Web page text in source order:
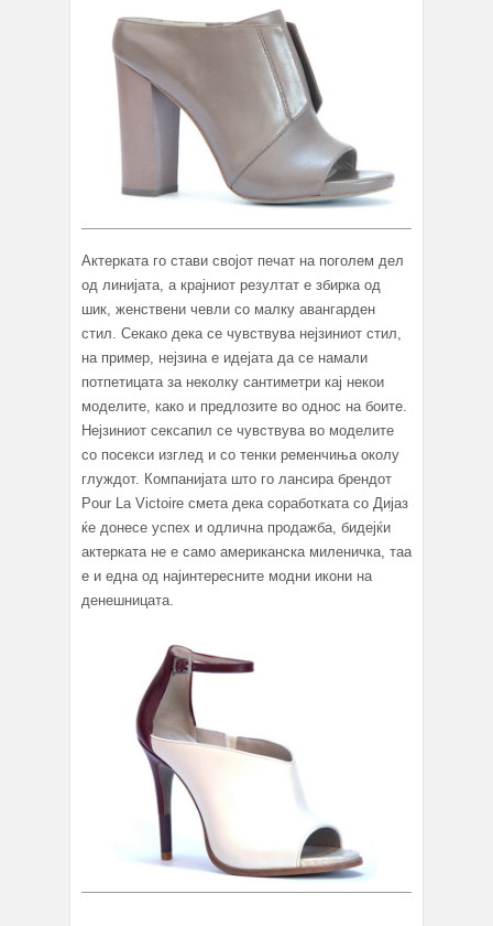
Актерката го стави својот печат на поголем дел
од линијата, а крајниот резултат е збирка од
шик, женствени чевли со малку авангарден
стил. Секако дека се чувствува нејзиниот стил,
на пример, нејзина е идејата да се намали
потпетицата за неколку сантиметри кај некои
моделите, како и предлозите во однос на боите.
Нејзиниот сексапил се чувствува во моделите
со посекси изглед и со тенки ременчиња околу
глуждот. Компанијата што го лансира брендот
Pour La Victoire смета дека соработката со Дијаз
ќе донесе успех и одлична продажба, бидејќи
актерката не е само американска миленичка, таа
е и една од најинтересните модни икони на
денешницата.